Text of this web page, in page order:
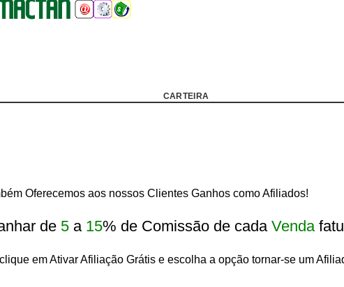
CARTEIRA
Oferecemos aos nossos Clientes Ganhos como Afiliados!
de 5a 15% de Comissão de cada Venda
em Ativar Afiliação Grátis e escolha a opção tornar-se um